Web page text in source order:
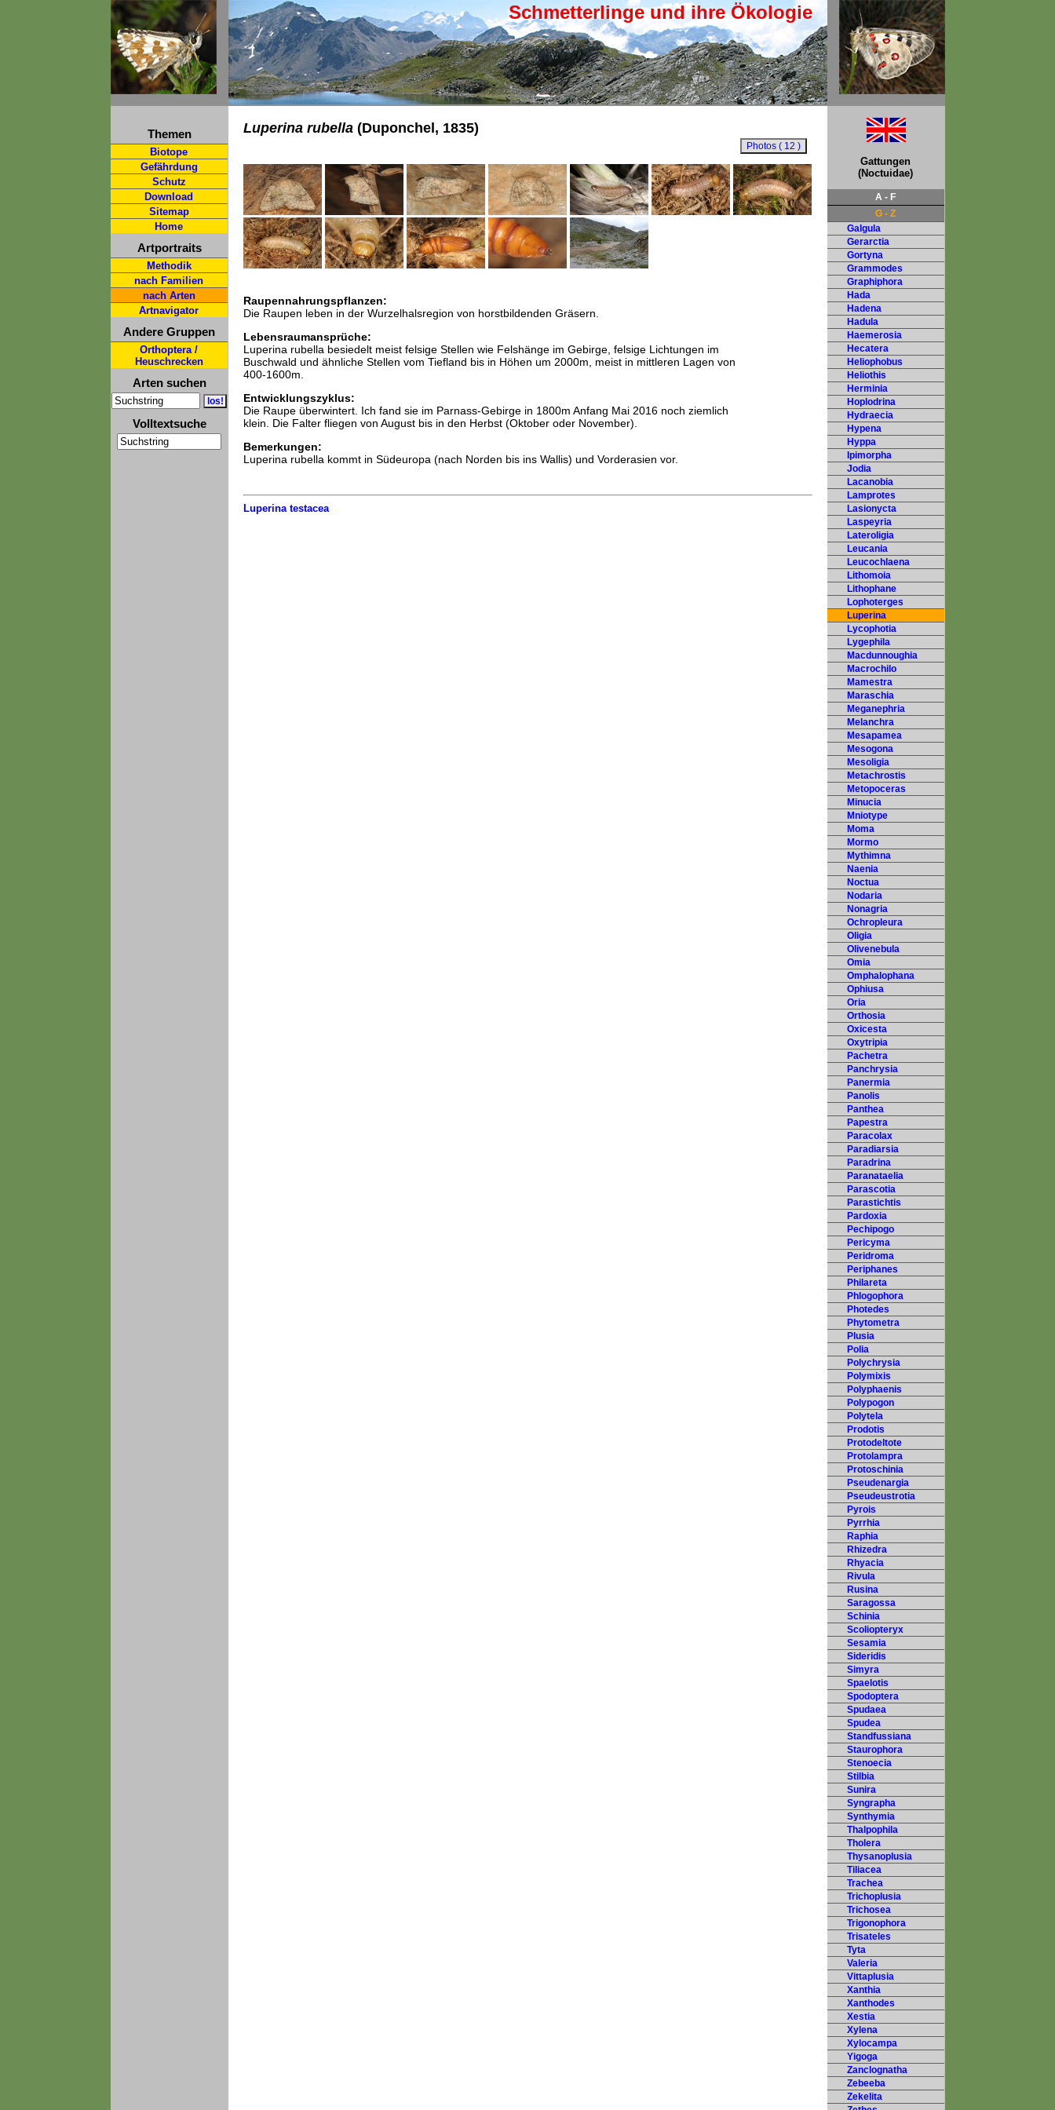
Schmetterlinge und ihre Ökologie
Themen
Biotope
Gefährdung
Schutz
Download
Sitemap
Home
Artportraits
Methodik
nach Familien
nach Arten
Artnavigator
Andere Gruppen
Orthoptera /
Heuschrecken
Arten suchen
Volltextsuche
Luperina rubella(Duponchel, 1835)
Raupennahrungspflanzen:
Die Raupen leben in der Wurzelhalsregion von horstbildenden Gräsern.
Lebensraumansprüche:
Luperina rubella besiedelt meist felsige Stellen wie Felshänge im Gebirge, felsige Lichtungen im
Buschwald und ähnliche Stellen vom Tiefland bis in Höhen um 2000m, meist in mittleren Lagen von
400-1600m.
Entwicklungszyklus:
Die Raupe überwintert. Ich fand sie im Parnass-Gebirge in 1800m Anfang Mai 2016 noch ziemlich
klein. Die Falter fliegen von August bis in den Herbst (Oktober oder November).
Bemerkungen:
Luperina rubella kommt in Südeuropa (nach Norden bis ins Wallis) und Vorderasien vor.
Luperina testacea
Gattungen
(Noctuidae)
A - F
G - Z
Galgula
Gerarctia
Gortyna
Grammodes
Graphiphora
Hada
Hadena
Hadula
Haemerosia
Hecatera
Heliophobus
Heliothis
Herminia
Hoplodrina
Hydraecia
Hypena
Hyppa
Ipimorpha
Jodia
Lacanobia
Lamprotes
Lasionycta
Laspeyria
Lateroligia
Leucania
Leucochlaena
Lithomoia
Lithophane
Lophoterges
Luperina
Lycophotia
Lygephila
Macdunnoughia
Macrochilo
Mamestra
Maraschia
Meganephria
Melanchra
Mesapamea
Mesogona
Mesoligia
Metachrostis
Metopoceras
Minucia
Mniotype
Moma
Mormo
Mythimna
Naenia
Noctua
Nodaria
Nonagria
Ochropleura
Oligia
Olivenebula
Omia
Omphalophana
Ophiusa
Oria
Orthosia
Oxicesta
Oxytripia
Pachetra
Panchrysia
Panermia
Panolis
Panthea
Papestra
Paracolax
Paradiarsia
Paradrina
Paranataelia
Parascotia
Parastichtis
Pardoxia
Pechipogo
Pericyma
Peridroma
Periphanes
Philareta
Phlogophora
Photedes
Phytometra
Plusia
Polia
Polychrysia
Polymixis
Polyphaenis
Polypogon
Polytela
Prodotis
Protodeltote
Protolampra
Protoschinia
Pseudenargia
Pseudeustrotia
Pyrois
Pyrrhia
Raphia
Rhizedra
Rhyacia
Rivula
Rusina
Saragossa
Schinia
Scoliopteryx
Sesamia
Sideridis
Simyra
Spaelotis
Spodoptera
Spudaea
Spudea
Standfussiana
Staurophora
Stenoecia
Stilbia
Sunira
Syngrapha
Synthymia
Thalpophila
Tholera
Thysanoplusia
Tiliacea
Trachea
Trichoplusia
Trichosea
Trigonophora
Trisateles
Tyta
Valeria
Vittaplusia
Xanthia
Xanthodes
Xestia
Xylena
Xylocampa
Yigoga
Zanclognatha
Zebeeba
Zekelita